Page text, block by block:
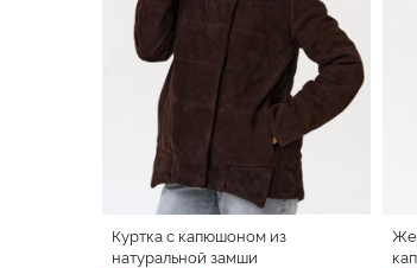
Куртка с капюшоном из
натуральной замши